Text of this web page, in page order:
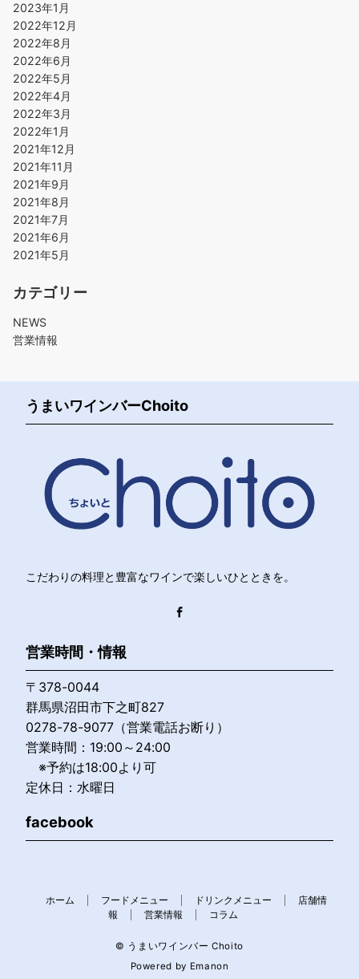
2023年1月
2022年12月
2022年8月
2022年6月
2022年5月
2022年4月
2022年3月
2022年1月
2021年12月
2021年11月
2021年9月
2021年8月
2021年7月
2021年6月
2021年5月
カテゴリー
NEWS
営業情報
うまいワインバーChoito
こだわりの料理と豊富なワインで楽しいひとときを。
営業時間・情報
〒378-0044
群馬県沼田市下之町827
0278-78-9077（営業電話お断り）
営業時間：19:00～24:00
※予約は18:00より可
定休日：水曜日
facebook
ホーム フードメニュー ドリンクメニュー
店舗情
報
営業情報 コラム
© うまいワインバー Choito
Powered by Emanon